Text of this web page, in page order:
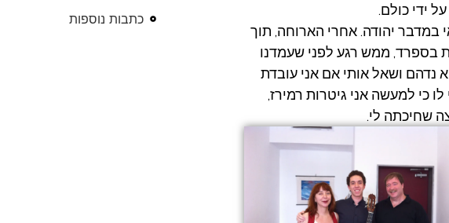
כתבות נוספות
ידי כולם.
בדואי במדבר יהודה. אחרי הארוחה, תוך
בספרד, ממש רגע לפני שעמדנו
נדהם ושאל אותי אם אני עובדת
כי למעשה אני גיטרות רמירז,
שחיכתה לי.